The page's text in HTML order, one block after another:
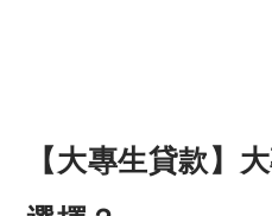
【大專生貸款】